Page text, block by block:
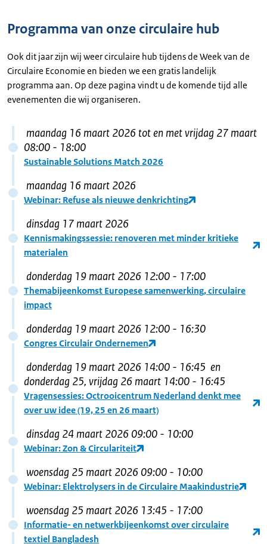
Programma van onze circulaire hub
Ook dit jaar zijn wij weer circulaire hub tijdens de Week van de
Circulaire Economie en bieden we een gratis landelijk
programma aan. Op deze pagina vindt u de komende tijd alle
evenementen die wij organiseren.
maandag 16 maart 2026 tot en met vrijdag 27 maart
08:00 - 18:00
Sustainable Solutions Match 2026
maandag 16 maart 2026
Webinar: Refuse als nieuwe denkrichting
dinsdag 17 maart 2026
Kennismakingssessie: renoveren met minder kritieke
materialen
donderdag 19 maart 2026 12:00 - 17:00
Themabijeenkomst Europese samenwerking, circulaire
impact
donderdag 19 maart 2026 12:00 - 16:30
Congres Circulair Ondernemen
donderdag 19 maart 2026 14:00 - 16:45 en
donderdag 25, vrijdag 26 maart 14:00 - 16:45
Vragensessies: Octrooicentrum Nederland denkt mee
over uw idee (19, 25 en 26 maart)
dinsdag 24 maart 2026 09:00 - 10:00
Webinar: Zon & Circulariteit
woensdag 25 maart 2026 09:00 - 10:00
Webinar: Elektrolysers in de Circulaire Maakindustrie
woensdag 25 maart 2026 13:45 - 17:00
Informatie- en netwerkbijeenkomst over circulaire
textiel Bangladesh